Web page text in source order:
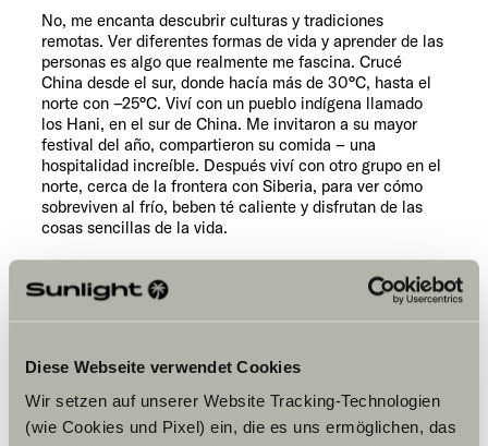
Diese Webseite verwendet Cookies
Wir setzen auf unserer Website Tracking-Technologien
(wie Cookies und Pixel) ein, die es uns ermöglichen, das
No, me encanta descubrir culturas y tradiciones
remotas. Ver diferentes formas de vida y aprender de las
personas es algo que realmente me fascina. Crucé
China desde el sur, donde hacía más de 30°C, hasta el
norte con –25°C. Viví con un pueblo indígena llamado
los Hani, en el sur de China. Me invitaron a su mayor
festival del año, compartieron su comida – una
hospitalidad increíble. Después viví con otro grupo en el
norte, cerca de la frontera con Siberia, para ver cómo
sobreviven al frío, beben té caliente y disfrutan de las
cosas sencillas de la vida.
¿Te resulta fácil conectar con la
nadie, y allí los habitantes suelen alegrarse mucho al ver
conectar. En las grandes ciudades es diferente: la gente
parece demasiado ocupada con su propia vida, siempre